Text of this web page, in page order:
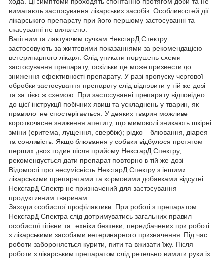
вимагають застосування лікарських засобів. Особливостей дії
лікарського препарату при його першому застосуванні та
скасуванні не виявлено.
Вагітним та лактуючим сучкам НексгарД Спектру
застосовують за життєвими показаннями за рекомендацією
ветеринарного лікаря. Слід уникати порушень схеми
застосування препарату, оскільки це може призвести до
зниження ефективності препарату. У разі пропуску чергової
обробки застосування препарату слід відновити у тій же дозі
та за тією ж схемою. При застосуванні препарату відповідно
до цієї інструкції побічних явищ та ускладнень у тварин, як
правило, не спостерігається. У деяких тварин можливе
короткочасне зниження апетиту, що мимоволі зникають шкірні
зміни (еритема, лущення, свербіж); рідко – блювання, діарея
та сонливість. Якщо блювання у собаки відбулося протягом
перших двох годин після прийому НексгарД Спектру,
рекомендується дати препарат повторно в тій же дозі.
Відомості про несумісність НексгарД Спектру з іншими
лікарськими препаратами та кормовими добавками відсутні.
НексгарД Спектр не призначений для застосування
продуктивним тваринам.
Заходи особистої профілактики. При роботі з препаратом
НексгарД Спектра слід дотримуватись загальних правил
особистої гігієни та техніки безпеки, передбачених при роботі
з лікарськими засобами ветеринарного призначення. Під час
роботи забороняється курити, пити та вживати їжу. Після
роботи з лікарським препаратом слід ретельно вимити руки із